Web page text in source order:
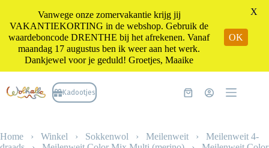
naar
de
Kadootjes Winkelwagen
Home › Winkel › Sokkenwol › Meilenweit › Meilenweit 4-
Vanwege onze zomervakantie krijg jij
VAKANTIEKORTING in de webshop. Gebruik de
waardeboncode DRENTHE bij het afrekenen. Vanaf
maandag 17 augustus ben ik weer aan het werk.
Dankjewel voor je geduld! Groetjes, Maaike
OK
X